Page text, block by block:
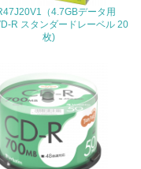
ていない）
包を行ってい
（4.7GBデータ用
R スタンダードレーベル 20
枚)